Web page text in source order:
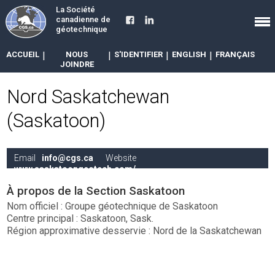
La Société
canadienne de
géotechnique
ACCUEIL |
NOUS
JOINDRE
| S'IDENTIFIER | ENGLISH | FRANÇAIS
Nord Saskatchewan
(Saskatoon)
Email info@cgs.ca
Website
www.saskatoongeotech.com/
À propos de la Section Saskatoon
Nom officiel : Groupe géotechnique de Saskatoon
Centre principal : Saskatoon, Sask.
Région approximative desservie : Nord de la Saskatchewan